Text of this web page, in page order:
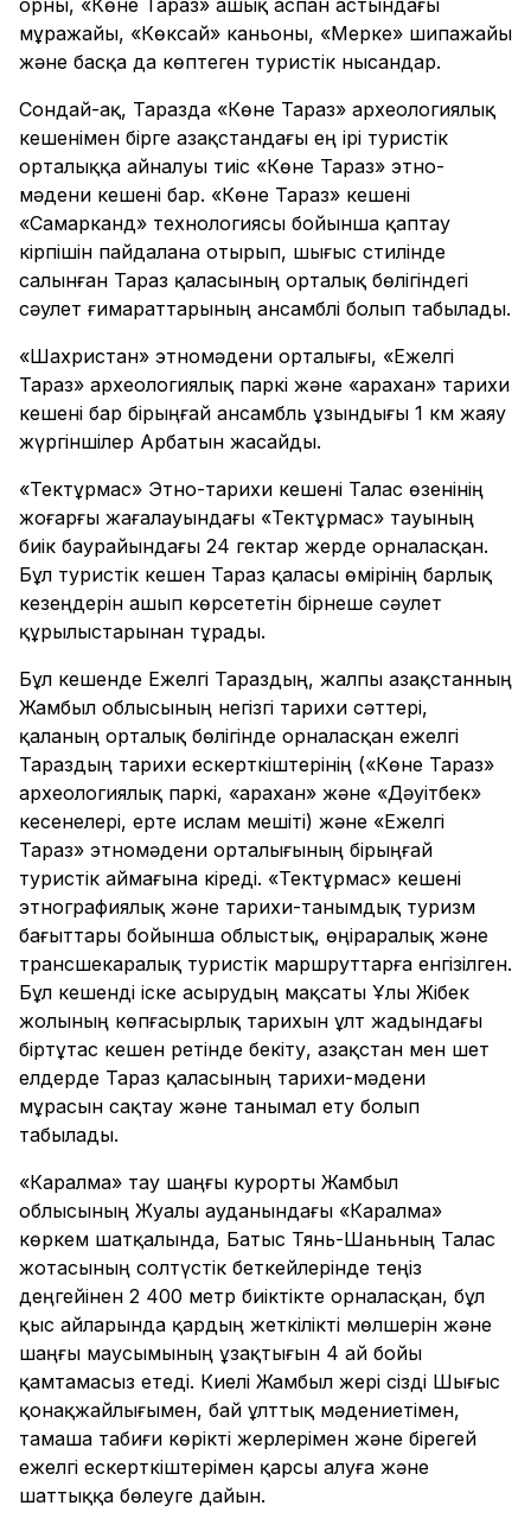
орны, «Көне Тараз» ашық аспан астындағы
мұражайы, «Көксай» каньоны, «Мерке» шипажайы
және басқа да көптеген туристік нысандар.
Сондай-ақ, Таразда «Көне Тараз» археологиялық
кешенімен бірге Қазақстандағы ең ірі туристік
орталыққа айналуы тиіс «Көне Тараз» этно-
мәдени кешені бар. «Көне Тараз» кешені
«Самарканд» технологиясы бойынша қаптау
кірпішін пайдалана отырып, шығыс стилінде
салынған Тараз қаласының орталық бөлігіндегі
сәулет ғимараттарының ансамблі болып табылады.
«Шахристан» этномәдени орталығы, «Ежелгі
Тараз» археологиялық паркі және «Қарахан» тарихи
кешені бар бірыңғай ансамбль ұзындығы 1 км жаяу
жүргіншілер Арбатын жасайды.
«Тектұрмас» Этно-тарихи кешені Талас өзенінің
жоғарғы жағалауындағы «Тектұрмас» тауының
биік баурайындағы 24 гектар жерде орналасқан.
Бұл туристік кешен Тараз қаласы өмірінің барлық
кезеңдерін ашып көрсететін бірнеше сәулет
құрылыстарынан тұрады.
Бұл кешенде Ежелгі Тараздың, жалпы Қазақстанның
Жамбыл облысының негізгі тарихи сәттері,
қаланың орталық бөлігінде орналасқан ежелгі
Тараздың тарихи ескерткіштерінің («Көне Тараз»
археологиялық паркі, «Қарахан» және «Дәуітбек»
кесенелері, ерте ислам мешіті) және «Ежелгі
Тараз» этномәдени орталығының бірыңғай
туристік аймағына кіреді. «Тектұрмас» кешені
этнографиялық және тарихи-танымдық туризм
бағыттары бойынша облыстық, өңіраралық және
трансшекаралық туристік маршруттарға енгізілген.
Бұл кешенді іске асырудың мақсаты Ұлы Жібек
жолының көпғасырлық тарихын ұлт жадындағы
біртұтас кешен ретінде бекіту, Қазақстан мен шет
елдерде Тараз қаласының тарихи-мәдени
мұрасын сақтау және танымал ету болып
табылады.
«Каралма» тау шаңғы курорты Жамбыл
облысының Жуалы ауданындағы «Каралма»
көркем шатқалында, Батыс Тянь-Шаньның Талас
жотасының солтүстік беткейлерінде теңіз
деңгейінен 2 400 метр биіктікте орналасқан, бұл
қыс айларында қардың жеткілікті мөлшерін және
шаңғы маусымының ұзақтығын 4 ай бойы
қамтамасыз етеді. Киелі Жамбыл жері сізді Шығыс
қонақжайлығымен, бай ұлттық мәдениетімен,
тамаша табиғи көрікті жерлерімен және бірегей
ежелгі ескерткіштерімен қарсы алуға және
шаттыққа бөлеуге дайын.